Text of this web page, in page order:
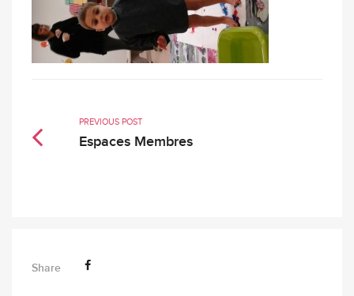
PREVIOUS POST
Espaces Membres
Share